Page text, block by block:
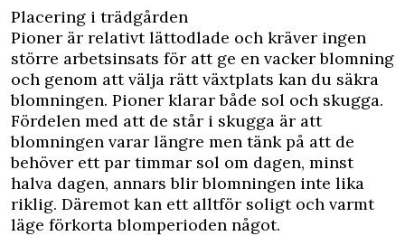
Placering i trädgården
Pioner är relativt lättodlade och kräver ingen
större arbetsinsats för att ge en vacker blomning
och genom att välja rätt växtplats kan du säkra
blomningen. Pioner klarar både sol och skugga.
Fördelen med att de står i skugga är att
blomningen varar längre men tänk på att de
behöver ett par timmar sol om dagen, minst
halva dagen, annars blir blomningen inte lika
riklig. Däremot kan ett alltför soligt och varmt
läge förkorta blomperioden något.